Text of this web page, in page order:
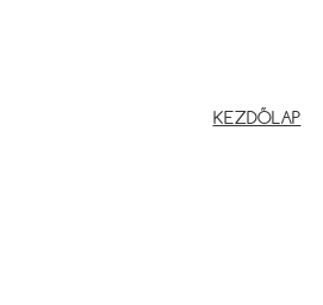
KEZDŐLAP